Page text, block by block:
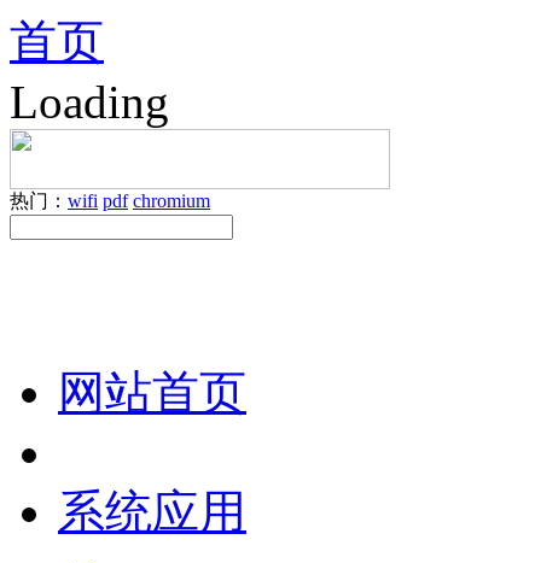
首页
Loading
热门： wifi pdf chromium
网站首页
系统应用